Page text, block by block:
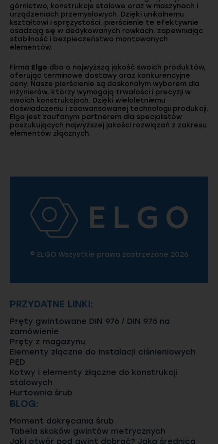
górnictwo, konstrukcje stalowe oraz w maszynach i
urządzeniach przemysłowych. Dzięki unikalnemu
kształtowi i sprężystości, pierścienie te efektywnie
osadzają się w dedykowanych rowkach, zapewniając
stabilność i bezpieczeństwo montowanych
elementów.
Firma Elgo dba o najwyższą jakość swoich produktów,
oferując terminowe dostawy oraz konkurencyjne
ceny. Nasze pierścienie są doskonałym wyborem dla
inżynierów, którzy wymagają trwałości i precyzji w
swoich konstrukcjach. Dzięki wieloletniemu
doświadczeniu i zaawansowanej technologii produkcji,
Elgo jest zaufanym partnerem dla specjalistów
poszukujących najwyższej jakości rozwiązań z zakresu
elementów złącznych.
© ELGO Wszystkie prawa zastrzeżone 2026
PRZYDATNE LINKI:
Pręty gwintowane DIN 976 / DIN 975 na
zamówienie
Pręty z magazynu
Elementy złączne do instalacji ciśnieniowych
PED
Kotwy i elementy złączne do konstrukcji
stalowych
Hurtownia śrub
BLOG:
Moment dokręcania śrub
Tabela skoków gwintów metrycznych
Jaki otwór pod gwint dobrać? Jaka średnica